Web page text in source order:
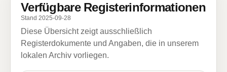
Verfügbare Registerinformationen
Stand 2025-09-28
Diese Übersicht zeigt ausschließlich
Registerdokumente und Angaben, die in unserem
lokalen Archiv vorliegen.